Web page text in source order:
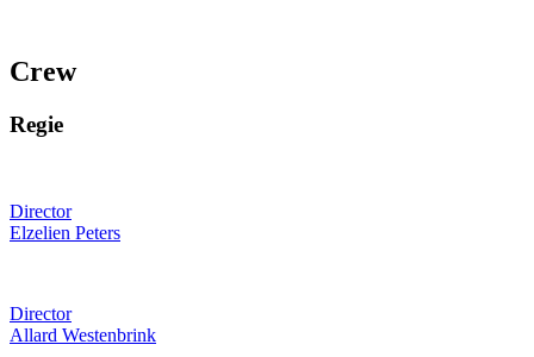
Crew
Regie
Director
Elzelien Peters
Director
Allard Westenbrink